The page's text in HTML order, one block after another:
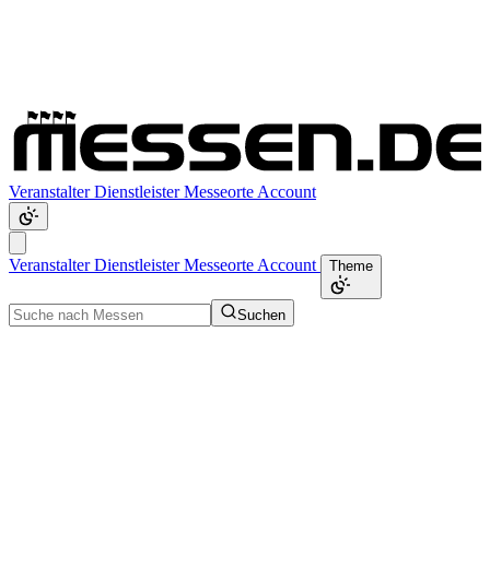
VeranstalterDienstleisterMesseorte Account
VeranstalterDienstleisterMesseorte Account Theme
Suchen